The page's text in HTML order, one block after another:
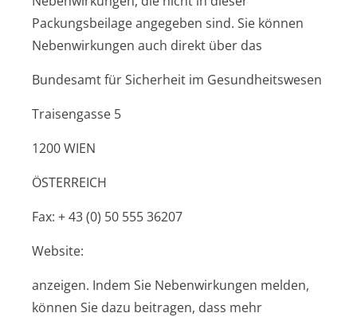
Packungsbeilage angegeben sind. Sie können
Nebenwirkungen auch direkt über das
Bundesamt für Sicherheit im Gesundheitswesen
Traisengasse 5
1200 WIEN
ÖSTERREICH
Fax: + 43 (0) 50 555 36207
Website:
anzeigen. Indem Sie Nebenwirkungen melden,
können Sie dazu beitragen, dass mehr